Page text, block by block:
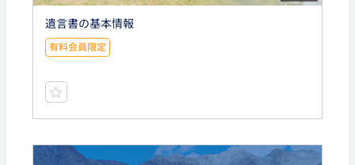
遺言書の基本情報
有料会員限定